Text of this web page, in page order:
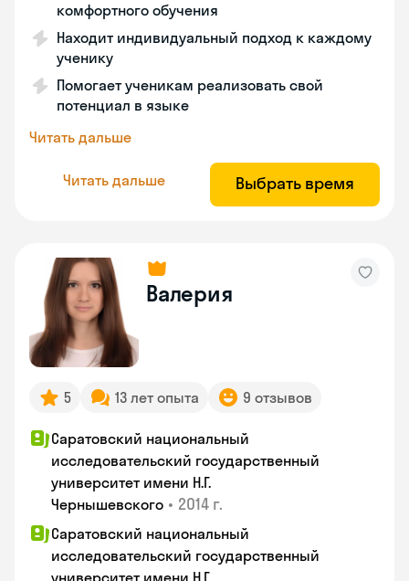
комфортного обучения
Находит индивидуальный подход к каждому
ученику
Помогает ученикам реализовать свой
потенциал в языке
Читать дальше
Читать дальше Выбрать время
Валерия
5 13 лет опыта 9 отзывов
Саратовский национальный
исследовательский государственный
университет имени Н.Г.
Чернышевского • 2014 г.
Саратовский национальный
исследовательский государственный
университет имени Н.Г.